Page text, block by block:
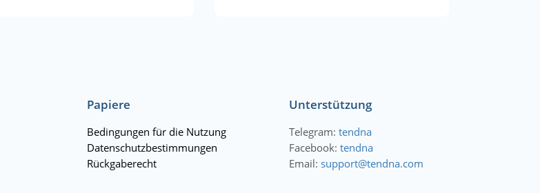
Papiere
Bedingungen für die Nutzung
Datenschutzbestimmungen
Rückgaberecht
Unterstützung
Telegram: tendna
Facebook: tendna
Email: support@tendna.com